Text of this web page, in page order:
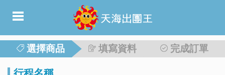
選擇商品 填寫資料 完成訂單